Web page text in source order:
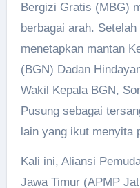
Bergizi Gratis (MBG)
berbagai arah.
menetapkan mantan
(BGN) Dadan
Wakil Kepala BGN,
Pusung sebagai
lain yang ikut menyita
Kali ini, Aliansi
Jawa Timur (APMP